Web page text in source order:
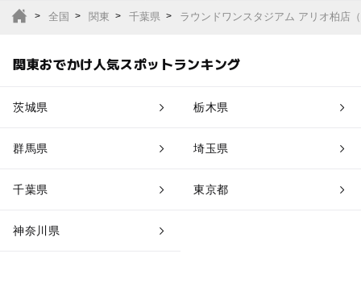
全国 関東 千葉県 ラウンドワンスタジアム アリオ柏店
関東おでかけ人気スポットランキング
茨城県 栃木県
群馬県 埼玉県
千葉県 東京都
神奈川県